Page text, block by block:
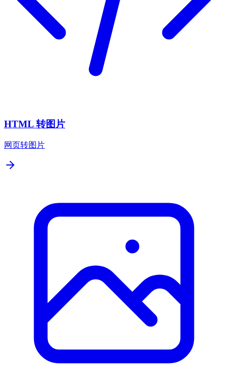
HTML 转图片
网页转图片